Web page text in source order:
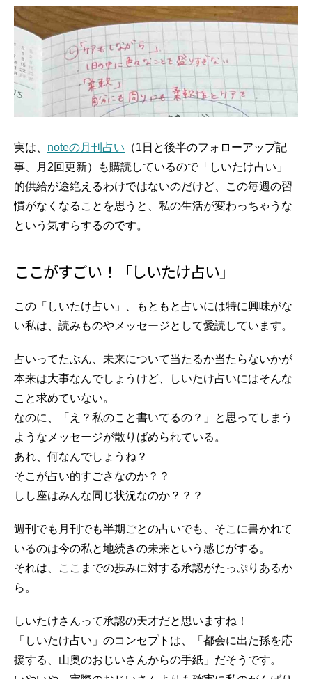
実は、 noteの月刊占い （1日と後半のフォローアップ記
事、月2回更新）も購読しているので「しいたけ占い」
的供給が途絶えるわけではないのだけど、この毎週の習
慣がなくなることを思うと、私の生活が変わっちゃうな
という気すらするのです。
ここがすごい！「しいたけ占い」
この「しいたけ占い」、もともと占いには特に興味がな
い私は、読みものやメッセージとして愛読しています。
占いってたぶん、未来について当たるか当たらないかが
本来は大事なんでしょうけど、しいたけ占いにはそんな
こと求めていない。
なのに、「え？私のこと書いてるの？」と思ってしまう
ようなメッセージが散りばめられている。
あれ、何なんでしょうね？
そこが占い的すごさなのか？？
しし座はみんな同じ状況なのか？？？
週刊でも月刊でも半期ごとの占いでも、そこに書かれて
いるのは今の私と地続きの未来という感じがする。
それは、ここまでの歩みに対する承認がたっぷりあるか
ら。
しいたけさんって承認の天才だと思いますね！
「しいたけ占い」のコンセプトは、「都会に出た孫を応
援する、山奥のおじいさんからの手紙」だそうです。